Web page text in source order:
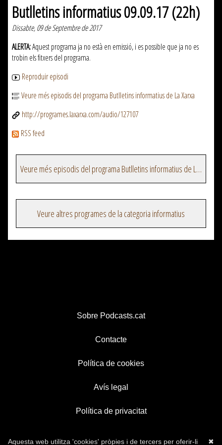
Butlletins informatius 09.09.17 (22h)
Dissabte, 09 de Septembre de 2017
ALERTA:Aquest programa ja no està en emissió, i es possible que ja no es
trobin els fitxers del programa.
Reproduir episodi
Veure més episodis del programa Butlletins informatius de La Xarxa
http://programes.laxarxa.com/audio/127107
RSS feed
Veure més episodis del programa Butlletins informatius de La Xarxa
Veure altres programes de la categoria informatius
Sobre Podcasts.cat
Contacte
Política de cookies
Avís legal
Política de privacitat
✖
Aquesta web utilitza 'cookies' pròpies i de tercers per oferir-li